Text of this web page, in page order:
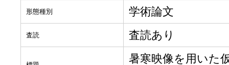
形態種別 学術論文
査読 査読あり
暑寒映像を用いた